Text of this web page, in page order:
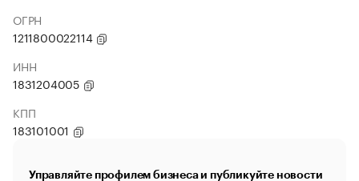
ОГРН
1211800022114
ИНН
1831204005
КПП
183101001
Управляйте профилем бизнеса и публикуйте новости